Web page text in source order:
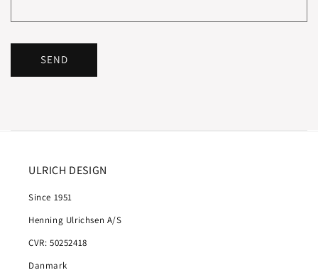
SEND
ULRICH DESIGN
Since 1951
Henning Ulrichsen A/S
CVR: 50252418
Danmark